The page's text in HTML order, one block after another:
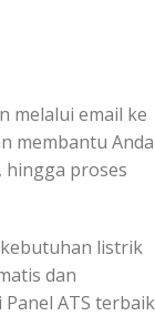
melalui email ke
membantu Anda
hingga proses
listrik
dan
ATS terbaik